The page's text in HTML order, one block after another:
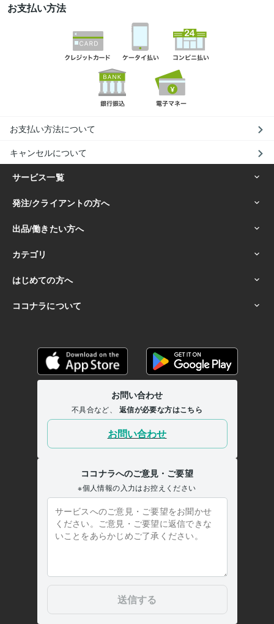
お支払い方法
お支払い方法について
キャンセルについて